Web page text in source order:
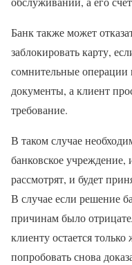
Банк также может
заблокировать карту,
сомнительные операции
документы, а клиент
требование.
В таком случае
банковское
рассмотрят, и будет
В случае если решение
причинам было
клиенту остается
попробовать снова